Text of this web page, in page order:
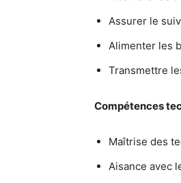
Assurer le
Alimenter les
Transmettre
Compétences
Maîtrise des
Aisance avec